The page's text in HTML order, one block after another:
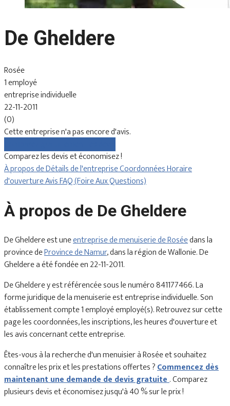
De Gheldere
Rosée
1 employé
entreprise individuelle
22-11-2011
(0)
Cette entreprise n'a pas encore d'avis.
Comparez les devis et économisez !
À propos deDétails de l'entrepriseCoordonnéesHoraire
d'ouvertureAvisFAQ (Foire Aux Questions)
À propos de De Gheldere
De Gheldere est uneentreprise de menuiserie de Roséedans la
province deProvince de Namur, dans la région de Wallonie. De
Gheldere a été fondée en 22-11-2011.
De Gheldere y est référencée sous le numéro 841177466. La
forme juridique de la menuiserie est entreprise individuelle. Son
établissement compte 1 employé employé(s). Retrouvez sur cette
page les coordonnées, les inscriptions, les heures d'ouverture et
les avis concernant cette entreprise.
Êtes-vous à la recherche d'un menuisier à Rosée et souhaitez
connaître les prix et les prestations offertes ?Commencez dès
maintenant une demande de devis gratuite. Comparez
plusieurs devis et économisez jusqu'à 40 % sur le prix !